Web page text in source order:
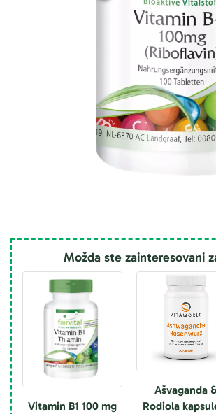
Možda ste zainteresovani
Vitamin B1 100 mg
Ašvaganda
Rodiola